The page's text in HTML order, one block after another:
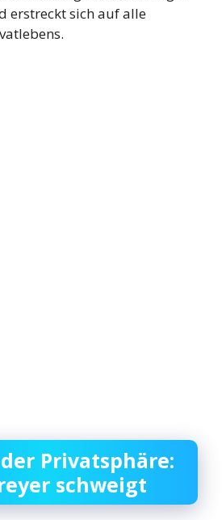
erstreckt sich auf alle
Privatsphäre:
schweigt